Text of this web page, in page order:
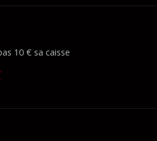
10 € sa caisse